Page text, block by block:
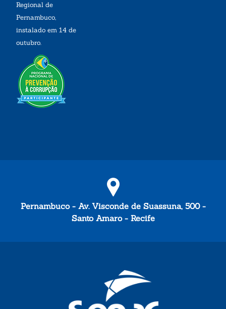
Regional de
Pernambuco,
instalado em 14 de
outubro.
Pernambuco - Av. Visconde de Suassuna, 500 -
Santo Amaro - Recife